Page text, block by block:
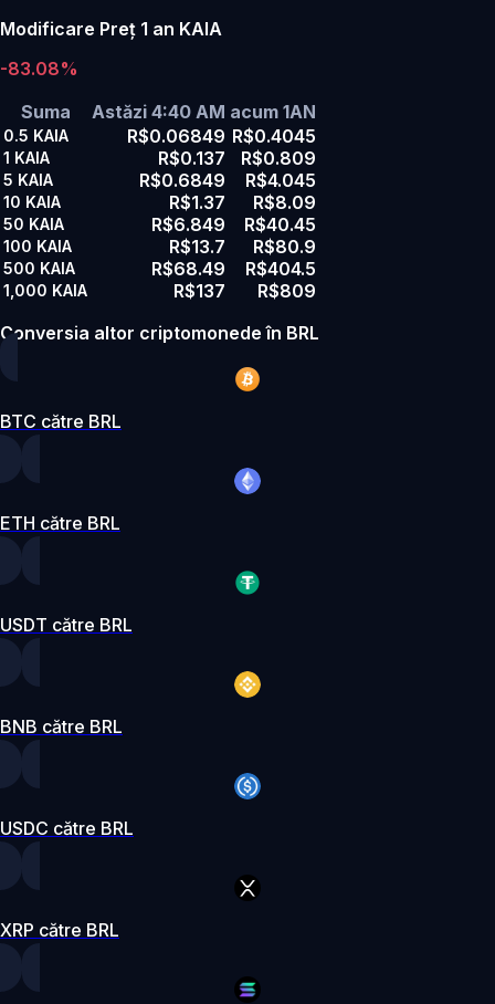
Modificare Preț 1 an KAIA
-83.08%
Suma
Astăzi 4:40 AM acum 1AN
0.5 KAIA R$0.06849 R$0.4045
1 KAIA R$0.137 R$0.809
5 KAIA R$0.6849 R$4.045
10 KAIA R$1.37 R$8.09
50 KAIA R$6.849 R$40.45
100 KAIA R$13.7 R$80.9
500 KAIA R$68.49 R$404.5
1,000 KAIA R$137
R$809
Conversia altor criptomonede în BRL
BTC către BRL
ETH către BRL
USDT către BRL
BNB către BRL
USDC către BRL
XRP către BRL